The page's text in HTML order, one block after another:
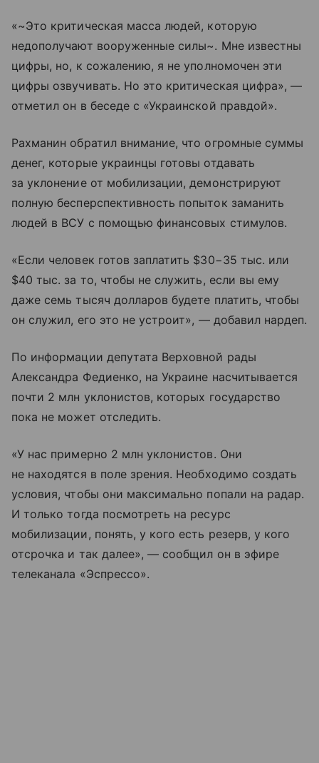
«~Это критическая масса людей, которую
недополучают вооруженные силы~. Мне известны
цифры, но, к сожалению, я не уполномочен эти
цифры озвучивать. Но это критическая цифра», —
отметил он в беседе с «Украинской правдой».
Рахманин обратил внимание, что огромные суммы
денег, которые украинцы готовы отдавать
за уклонение от мобилизации, демонстрируют
полную бесперспективность попыток заманить
людей в ВСУ с помощью финансовых стимулов.
«Если человек готов заплатить $30−35 тыс. или
$40 тыс. за то, чтобы не служить, если вы ему
даже семь тысяч долларов будете платить, чтобы
он служил, его это не устроит», — добавил нардеп.
По информации депутата Верховной рады
Александра Федиенко, на Украине насчитывается
почти 2 млн уклонистов, которых государство
пока не может отследить.
«У нас примерно 2 млн уклонистов. Они
не находятся в поле зрения. Необходимо создать
условия, чтобы они максимально попали на радар.
И только тогда посмотреть на ресурс
мобилизации, понять, у кого есть резерв, у кого
отсрочка и так далее», — сообщил он в эфире
телеканала «Эспрессо».